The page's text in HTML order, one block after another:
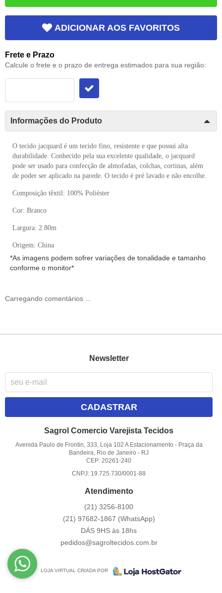
ADICIONAR AOS FAVORITOS
Frete e Prazo
Calcule o frete e o prazo de entrega estimados para sua região:
Informações do Produto
O tecido jacquard é um tecido fino, resistente e que possui alta
durabilidade. Conhecido pela sua excelente qualidade, o jacquard
pode ser usado para confecção de almofadas, colchas, cortinas, além
de poder ser aplicado na parede. O tecido é pré lavado e não encolhe.
Composição têxtil: 100% Poliéster
Cor: Branco
Largura: 2.80m
Origem: China
*As imagens podem sofrer variações de tonalidade e tamanho
conforme o monitor*
Carregando comentários ...
Newsletter
CADASTRAR
Sagrol Comercio Varejista Tecidos
Avenida Paulo de Frontin, 333, Loja 102 A Estacionamento - Praça da
Bandeira, Rio de Janeiro - RJ
CEP: 20261-240
CNPJ: 19.725.730/0001-88
Atendimento
(21) 3256-8100
(21) 97682-1867 (WhatsApp)
DÁS 9HS às 18hs
pedidos@sagroltecidos.com.br
LOJA VIRTUAL CRIADA POR